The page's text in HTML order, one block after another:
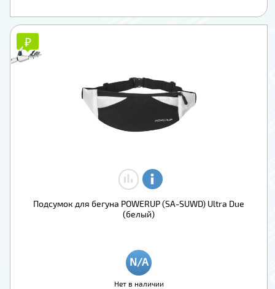
₽
₽
Подсумок для бегуна POWERUP (SA-SUWD) Ultra Due
(белый)
Нет в наличии